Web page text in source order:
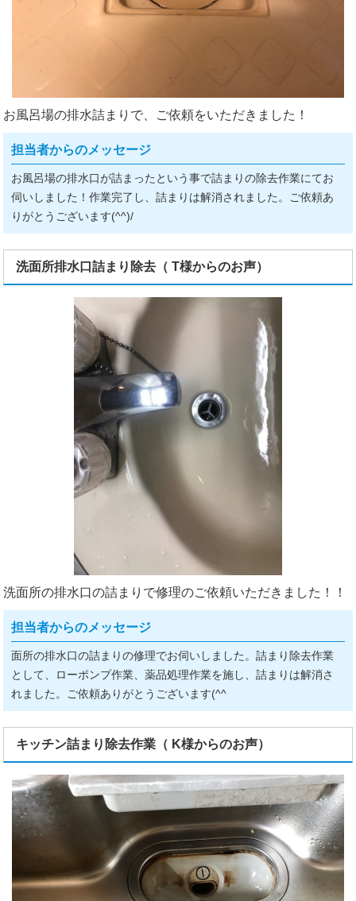
お風呂場の排水詰まりで、ご依頼をいただきました！
担当者からのメッセージ
お風呂場の排水口が詰まったという事で詰まりの除去作業にてお
伺いしました！作業完了し、詰まりは解消されました。ご依頼あ
りがとうございます(^^)/
洗面所排水口詰まり除去（ T様からのお声）
洗面所の排水口の詰まりで修理のご依頼いただきました！！
担当者からのメッセージ
面所の排水口の詰まりの修理でお伺いしました。詰まり除去作業
として、ローポンプ作業、薬品処理作業を施し、詰まりは解消さ
れました。ご依頼ありがとうございます(^^ゞ
キッチン詰まり除去作業（ K様からのお声）